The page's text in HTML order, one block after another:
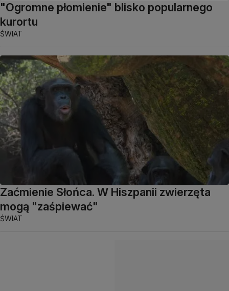
"Ogromne płomienie" blisko popularnego
kurortu
ŚWIAT
Zaćmienie Słońca. W Hiszpanii zwierzęta
mogą "zaśpiewać"
ŚWIAT